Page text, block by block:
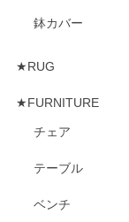
鉢カバー
★RUG
★FURNITURE
チェア
テーブル
ベンチ